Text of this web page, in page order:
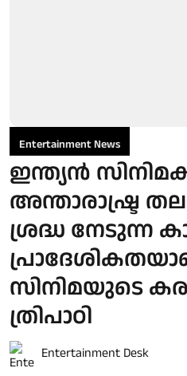
Entertainment News
ഇന്ത്യൻ
അന്താരാഷ്ട്ര
ശ്രദ്ധ നേടുന്ന
സിനിമയുടെ
ത്രിപാഠി
Entertainment Desk